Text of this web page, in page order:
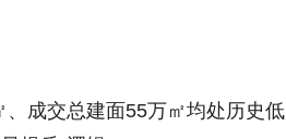
成交总建面55万㎡均处历史低